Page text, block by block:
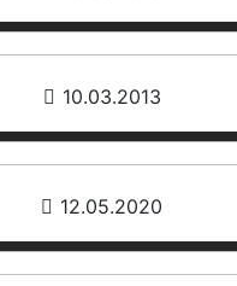
10.03.2013
12.05.2020